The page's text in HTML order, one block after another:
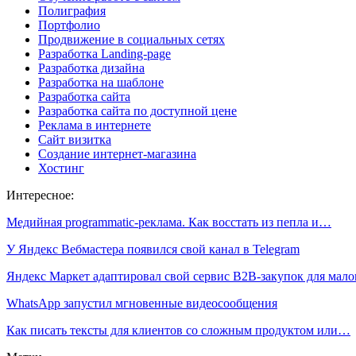
Полиграфия
Портфолио
Продвижение в социальных сетях
Разработка Landing-page
Разработка дизайна
Разработка на шаблоне
Разработка сайта
Разработка сайта по доступной цене
Реклама в интернете
Сайт визитка
Создание интернет-магазина
Хостинг
Интересное:
Медийная programmatic-реклама. Как восстать из пепла и…
У Яндекс Вебмастера появился свой канал в Telegram
Яндекс Маркет адаптировал свой сервис B2B-закупок для
WhatsApp запустил мгновенные видеосообщения
Как писать тексты для клиентов со сложным продуктом или…